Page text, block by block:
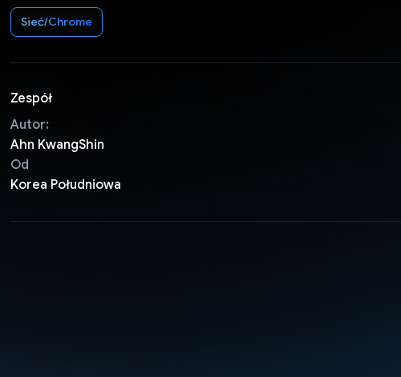
Sieć/Chrome
Zespół
Autor:
Ahn KwangShin
Od
Korea Południowa